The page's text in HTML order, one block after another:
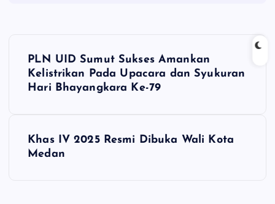
PLN UID Sumut Sukses Amankan
Kelistrikan Pada Upacara dan Syukuran
Hari Bhayangkara Ke-79
Khas IV 2025 Resmi Dibuka Wali Kota
Medan